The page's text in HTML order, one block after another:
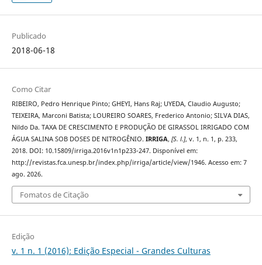
Publicado
2018-06-18
Como Citar
RIBEIRO, Pedro Henrique Pinto; GHEYI, Hans Raj; UYEDA, Claudio Augusto;
TEIXEIRA, Marconi Batista; LOUREIRO SOARES, Frederico Antonio; SILVA DIAS,
Nildo Da. TAXA DE CRESCIMENTO E PRODUÇÃO DE GIRASSOL IRRIGADO COM
ÁGUA SALINA SOB DOSES DE NITROGÊNIO. IRRIGA, [S. l.], v. 1, n. 1, p. 233,
2018. DOI: 10.15809/irriga.2016v1n1p233-247. Disponível em:
http://revistas.fca.unesp.br/index.php/irriga/article/view/1946. Acesso em: 7
ago. 2026.
Fomatos de Citação
Edição
v. 1 n. 1 (2016): Edição Especial - Grandes Culturas